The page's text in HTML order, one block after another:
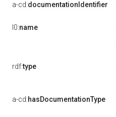
a-cd:documentationIdentifier
l0:name
rdf:type
a-cd:hasDocumentationType